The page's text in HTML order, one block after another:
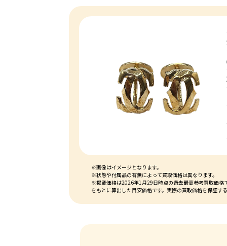
※画像はイメージとなります。
※状態や付属品の有無によって買取価格は異なります。
※掲載価格は2026年1月29日時点の過去最高参考買取価格
をもとに算出した目安価格です。実際の買取価格を保証